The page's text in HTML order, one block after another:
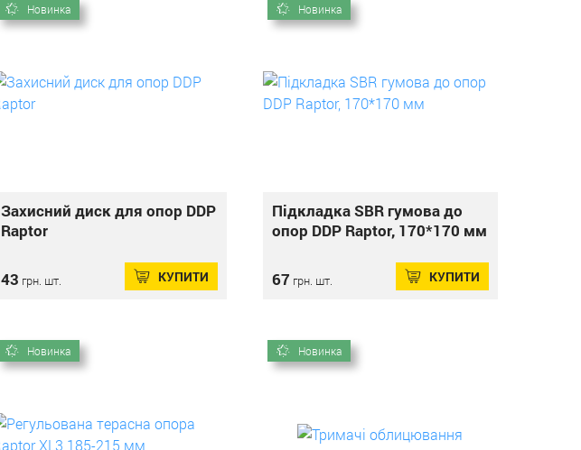
Новинка
Захисний диск для опор DDP
Raptor
43 грн. шт. КУПИТИ
Новинка
Підкладка SBR гумова до
опор DDP Raptor, 170*170 мм
67 грн. шт. КУПИТИ
Новинка Новинка